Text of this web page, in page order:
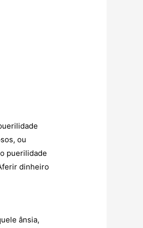
ou
puerilidade
dinheiro
ânsia,